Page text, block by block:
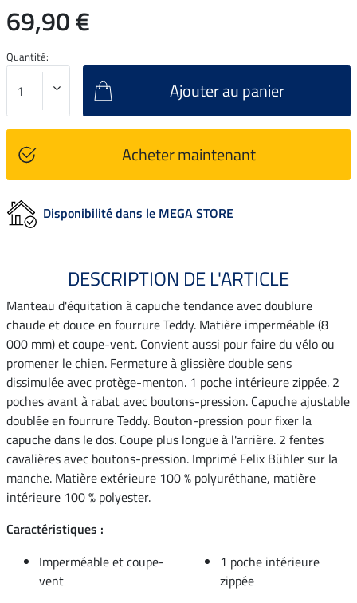
69,90 €
Quantité:
Ajouter au panier
Acheter maintenant
Disponibilité dans le MEGA STORE
DESCRIPTION DE L'ARTICLE
Manteau d'équitation à capuche tendance avec doublure
chaude et douce en fourrure Teddy. Matière imperméable (8
000 mm) et coupe-vent. Convient aussi pour faire du vélo ou
promener le chien. Fermeture à glissière double sens
dissimulée avec protège-menton. 1 poche intérieure zippée. 2
poches avant à rabat avec boutons-pression. Capuche ajustable
doublée en fourrure Teddy. Bouton-pression pour fixer la
capuche dans le dos. Coupe plus longue à l'arrière. 2 fentes
cavalières avec boutons-pression. Imprimé Felix Bühler sur la
manche. Matière extérieure 100 % polyuréthane, matière
intérieure 100 % polyester.
Caractéristiques :
Imperméable et coupe-
vent
1 poche intérieure
zippée